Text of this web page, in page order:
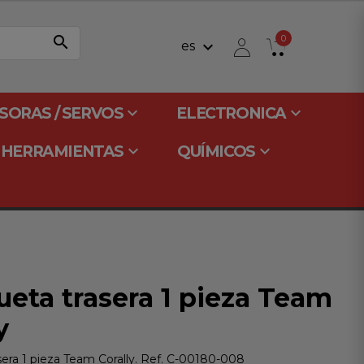
search es keyboard_arrow_down 0
/ SERVOSkeyboard_arrow_down ELECTRONICAkeyboard_arrow_down
HERRAMIENTAS keyboard_arrow_down QUÍMICOSkeyboard_arrow_down
trasera 1 pieza Team
1 pieza Team Corally. Ref. C-00180-008